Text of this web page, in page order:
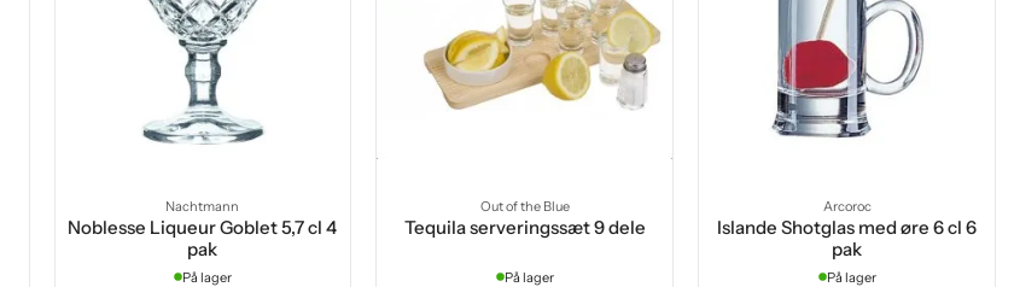
Nachtmann
Noblesse Liqueur Goblet 5,7 cl 4
pak
På lager
Out of the Blue
Tequila serveringssæt 9 dele
På lager
Arcoroc
Islande Shotglas med øre 6 cl 6
pak
På lager